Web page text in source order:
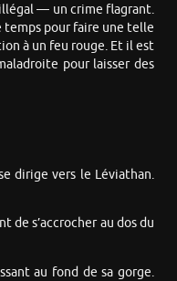
— un crime flagrant.
temps pour faire une telle
à un feu rouge. Et il est
pour laisser des
dirige vers le Léviathan.
de s’accrocher au dos du
au fond de sa gorge.